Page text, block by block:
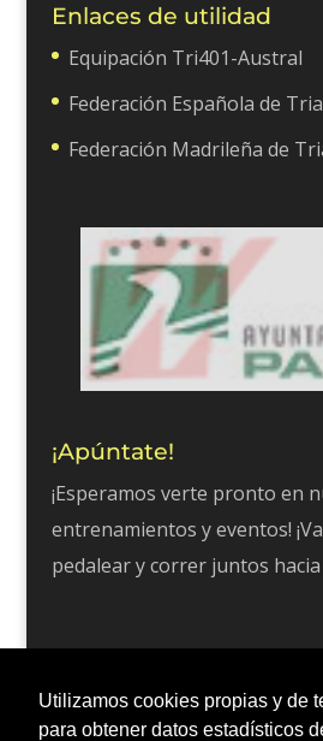
Utilizamos cookies propias y de
para obtener datos estadísticos
Enlaces de utilidad
Equipación Tri401-Austral
Federación Española de
Federación Madrileña de
¡Apúntate!
¡Esperamos verte pronto en
entrenamientos y eventos!
pedalear y correr juntos
Inicio Escuela Tri 401